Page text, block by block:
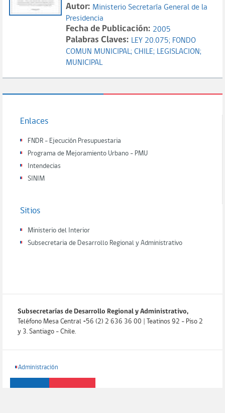
Autor: Ministerio Secretaría General de la
Presidencia
Fecha de Publicación: 2005
Palabras Claves: LEY 20.075; FONDO
COMUN MUNICIPAL; CHILE; LEGISLACION;
MUNICIPAL
Enlaces
FNDR - Ejecución Presupuestaria
Programa de Mejoramiento Urbano - PMU
Intendecias
SINIM
Sitios
Ministerio del Interior
Subsecretaria de Desarrollo Regional y Administrativo
Subsecretarías de Desarrollo Regional y Administrativo,
Teléfono Mesa Central +56 (2) 2 636 36 00 | Teatinos 92 - Piso 2
y 3. Santiago - Chile.
Administración